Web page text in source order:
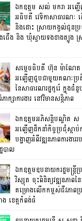
ឯកឧត្តម សល់ មករា អញ្ជ
អធិបតី វេទិកាសាធារណៈ ដ
និងដោះ ស្រាយកង្វល់ជូនប្រ
ជើង និង ឃុំស្វាយទងខាងត្បូង
សម្តេចធិបតី ហ៊ុន ម៉ាណែត
អញ្ជើញជួបជាមួយគណៈប្រ
នៃសាធារណរដ្ឋកូរ៉េ ក្នុងជំនួ
ក្សាការងារ នៅវិមានសន្តិភាព
ឯកឧត្តមអភិសន្តិបណ្ឌិត ស
អញ្ជើញដឹកនាំកិច្ចប្រជុំស្តាប់ក
បង្ហាញអំពីវឌ្ឍនភាពការងារ
ឋបាល
ឯកឧត្តមឧបនាយករដ្ឋមន្រ្តីប្
វិស្សុត ចុះពិនិត្យវឌ្ឍនភាពនៃ
គម្រោងលើកកម្ពស់ជីវភាព
ង ខេត្តកំពង់ធំ